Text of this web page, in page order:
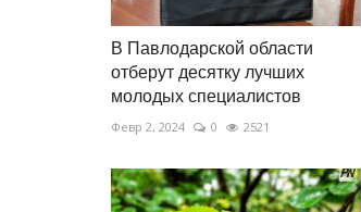
В Павлодарской области
отберут десятку лучших
молодых специалистов
Февр 2, 2024 0 2521